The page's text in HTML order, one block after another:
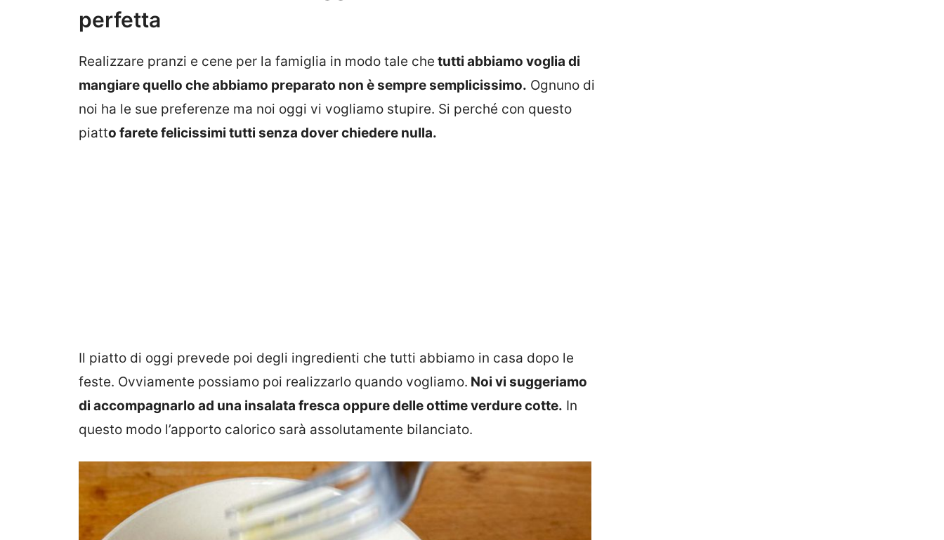
perfetta
Realizzare pranzi e cene per la famiglia in modo tale che tutti abbiamo voglia di
mangiare quello che abbiamo preparato non è sempre semplicissimo. Ognuno di
noi ha le sue preferenze ma noi oggi vi vogliamo stupire. Si perché con questo
piatto farete felicissimi tutti senza dover chiedere nulla.
Il piatto di oggi prevede poi degli ingredienti che tutti abbiamo in casa dopo le
feste. Ovviamente possiamo poi realizzarlo quando vogliamo. Noi vi suggeriamo
di accompagnarlo ad una insalata fresca oppure delle ottime verdure cotte. In
questo modo l’apporto calorico sarà assolutamente bilanciato.